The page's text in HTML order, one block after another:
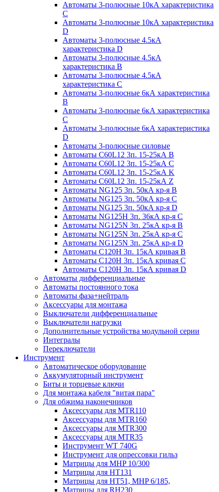
Автоматы 3-полюсные 10кА характеристика
C
Автоматы 3-полюсные 10кА характеристика
D
Автоматы 3-полюсные 4.5кА
характеристика D
Автоматы 3-полюсные 4.5кА
характеристика В
Автоматы 3-полюсные 4.5кА
характеристика С
Автоматы 3-полюсные 6кА характеристика
B
Автоматы 3-полюсные 6кА характеристика
C
Автоматы 3-полюсные 6кА характеристика
D
Автоматы 3-полюсные силовые
Автоматы C60L12 3п. 15-25кА B
Автоматы C60L12 3п. 15-25кА C
Автоматы C60L12 3п. 15-25кА K
Автоматы C60L12 3п. 15-25кА Z
Автоматы NG125 3п. 50кА кр-я B
Автоматы NG125 3п. 50кА кр-я C
Автоматы NG125 3п. 50кА кр-я D
Автоматы NG125H 3п. 36кА кр-я C
Автоматы NG125N 3п. 25кА кр-я B
Автоматы NG125N 3п. 25кА кр-я C
Автоматы NG125N 3п. 25кА кр-я D
Автоматы С120Н 3п. 15кА кривая B
Автоматы С120Н 3п. 15кА кривая C
Автоматы С120Н 3п. 15кА кривая D
Автоматы дифференциальные
Автоматы постоянного тока
Автоматы фаза+нейтраль
Аксессуары для монтажа
Выключатели дифференциальные
Выключатели нагрузки
Дополнительные устройства модульной серии
Интегралы
Переключатели
Инструмент
Автоматическое оборудование
Аккумуляторный инструмент
Биты и торцевые ключи
Для монтажа кабеля "витая пара"
Для обжима наконечников
Аксессуары для MTR110
Аксессуары для MTR160
Аксессуары для MTR300
Аксессуары для MTR35
Инструмент WT 740G
Инструмент для опрессовки гильз
Матрицы для MHP 10/300
Матрицы для НТ131
Матрицы для НТ51, MHP 6/185,
Матрицы для RH230